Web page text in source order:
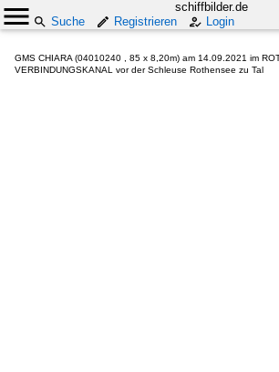
schiffbilder.de
Suche
Registrieren Login
GMS CHIARA (04010240 , 85 x 8,20m) am 14.09.2021 im
VERBINDUNGSKANAL vor der Schleuse Rothensee zu Tal